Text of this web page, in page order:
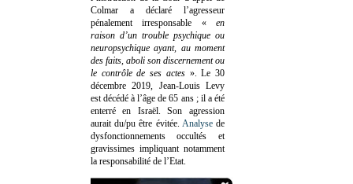
Colmar a déclaré l’agresseur
pénalement irresponsable «en
raison d’un trouble psychique ou
neuropsychique ayant, au moment
des faits, aboli son discernement ou
le contrôle de ses actes». Le 30
décembre 2019, Jean-Louis Levy
est décédé à l’âge de 65 ans ; il a été
enterré en Israël. Son agression
aurait du/pu être évitée. Analysede
dysfonctionnements occultés et
gravissimes impliquant notamment
la responsabilité de l’Etat.